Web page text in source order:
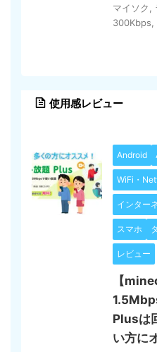
マイソク,
300Kbps,
使用感レビュー
Android
WiFi・
インター
スマホ
レビュー
【
Plusは
い方に